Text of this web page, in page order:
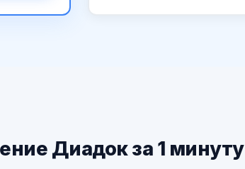
Диадок за 1 минуту